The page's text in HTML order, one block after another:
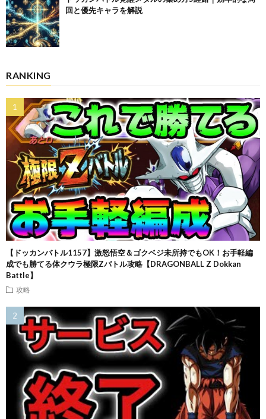
回と優先キャラを解説
RANKING
【ドッカンバトル1157】激怒悟空＆ゴクベジ未所持でもOK！お手軽編
成でも勝てる体クウラ極限Zバトル攻略【DRAGONBALL Z Dokkan
Battle】
攻略